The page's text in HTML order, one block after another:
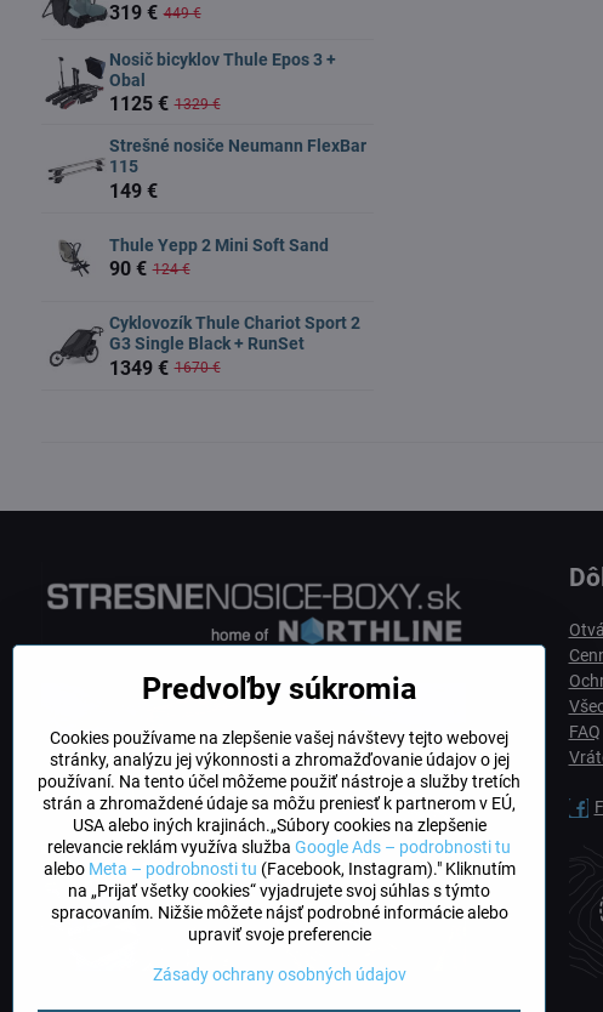
319 € 449 €
Nosič bicyklov Thule Epos 3 +
Obal
1125 € 1329 €
Strešné nosiče Neumann FlexBar
115
149 €
Thule Yepp 2 Mini Soft Sand
90 € 124 €
Cyklovozík Thule Chariot Sport 2
G3 Single Black + RunSet
1349 € 1670 €
FAQ
Predvoľby súkromia
Cookies používame na zlepšenie vašej návštevy tejto webovej
stránky, analýzu jej výkonnosti a zhromažďovanie údajov o jej
používaní. Na tento účel môžeme použiť nástroje a služby tretích
strán a zhromaždené údaje sa môžu preniesť k partnerom v EÚ,
USA alebo iných krajinách.„Súbory cookies na zlepšenie
relevancie reklám využíva služba Google Ads – podrobnosti tu
alebo Meta – podrobnosti tu (Facebook, Instagram)." Kliknutím
na „Prijať všetky cookies“ vyjadrujete svoj súhlas s týmto
spracovaním. Nižšie môžete nájsť podrobné informácie alebo
upraviť svoje preferencie
Zásady ochrany osobných údajov